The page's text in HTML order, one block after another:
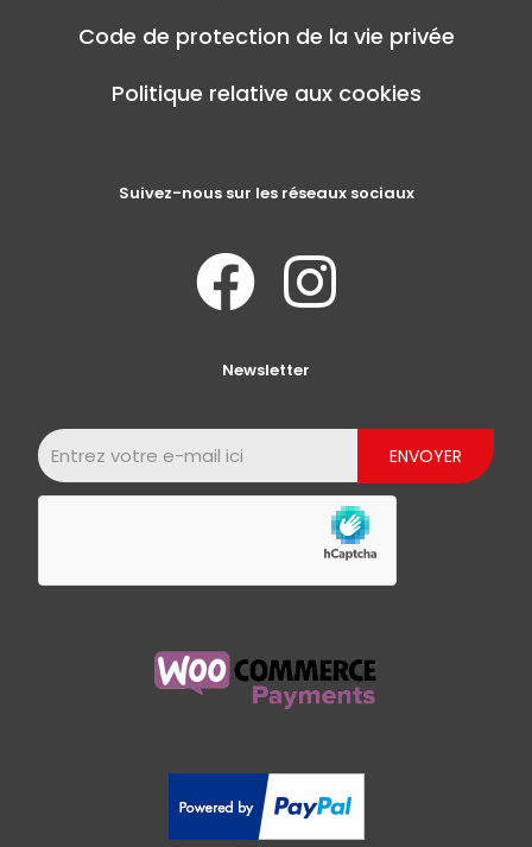
Code de protection de la vie privée
Politique relative aux cookies
Suivez-nous sur les réseaux sociaux
Newsletter